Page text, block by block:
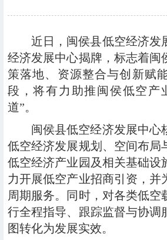
近日，闽侯县低空经济发
经济发展中心揭牌，标志着闽
策落地、资源整合与创新赋
段，将有力助推闽侯低空产
道”。
闽侯县低空经济发展中心
低空经济发展规划、空间布局
低空经济产业园及相关基础设
力开展低空产业招商引资，并
周期服务。同时，对各类低空
行全程指导、跟踪监督与协调
图转化为发展实效。